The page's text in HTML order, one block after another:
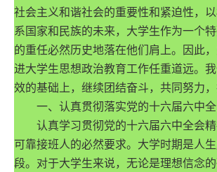
社会主义和谐社会的重要性和紧迫性，
系国家和民族的未来，大学生作为一个
的重任必然历史地落在他们肩上。因此
进大学生思想政治教育工作任重道远。
效的基础上，继续团结奋斗，共同努力
一、认真贯彻落实党的十六届六中全
认真学习贯彻党的十六届六中全会精
可靠接班人的必然要求。大学时期是人
段。对于大学生来说，无论是理想信念